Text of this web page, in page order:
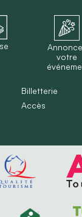
votre
Billetterie
Accès